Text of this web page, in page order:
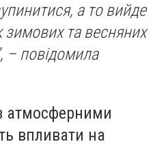
а то вийде
та весняних
– повідомила
атмосферними
впливати на